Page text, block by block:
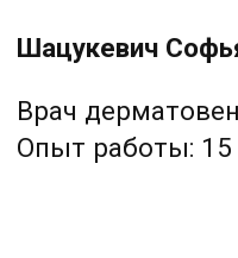
Врач дерматовенеролог,
косметолог